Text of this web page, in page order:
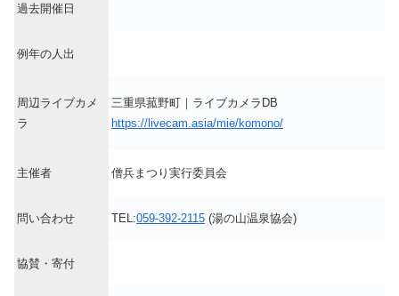
過去開催日
例年の人出
周辺ライブカメ
ラ
三重県菰野町｜ライブカメラDB
https://livecam.asia/mie/komono/
主催者 僧兵まつり実行委員会
問い合わせ TEL:059-392-2115 (湯の山温泉協会)
協賛・寄付